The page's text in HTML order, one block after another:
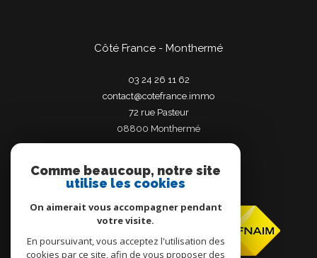
Côté France - Monthermé
03 24 26 11 62
contact@cotefrance.immo
72 rue Pasteur
08800
monthermé
Adhérents
Comme beaucoup, notre site
utilise les cookies
On aimerait vous accompagner pendant
votre visite.
En poursuivant, vous acceptez l'utilisation des
cookies par ce site, afin de vous proposer des